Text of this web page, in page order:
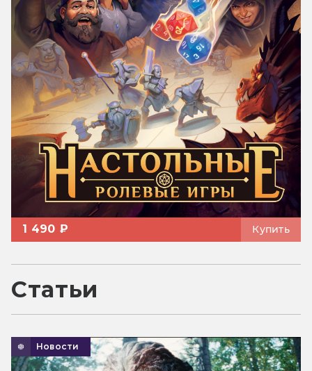
1 490 ₽ Купить
Статьи
Новости